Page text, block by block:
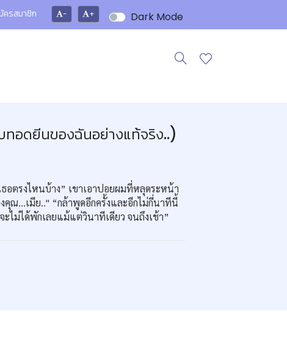
ครสมาชิก - + Dark Mode
อดยีนของฉันอย่างแท้จริง..)
ตรงไหนบ้าง” เขาเอาปอยผมที่หลุดระหน้า
ณ...เมีย.." “กล้าพูดอีกครั้งและอีกไม่กี่นาทีนี้
ไม่ได้พักเลยแม้แต่วินาทีเดียว จนถึงเช้า”